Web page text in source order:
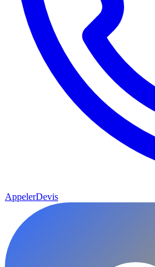
AppelerDevis